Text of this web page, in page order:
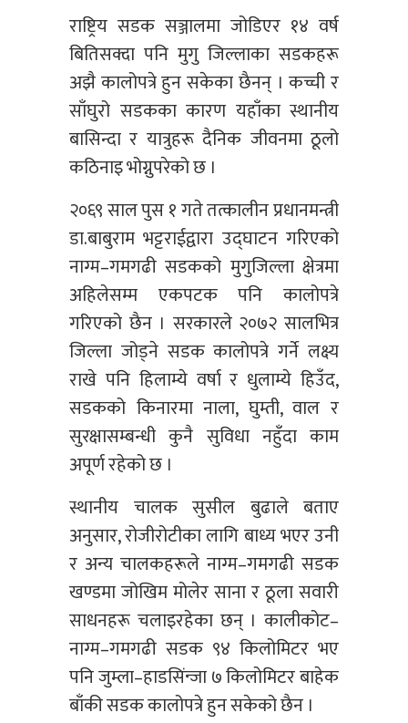
राष्ट्रिय सडक सञ्जालमा जोडिएर १४ वर्ष
बितिसक्दा पनि मुगु जिल्लाका सडकहरू
अझै कालोपत्रे हुन सकेका छैनन् । कच्ची र
साँघुरो सडकका कारण यहाँका स्थानीय
बासिन्दा र यात्रुहरू दैनिक जीवनमा ठूलो
कठिनाइ भोग्नुपरेको छ ।
२०६९ साल पुस १ गते तत्कालीन प्रधानमन्त्री
डा.बाबुराम भट्टराईद्वारा उद्घाटन गरिएको
नाग्म–गमगढी सडकको मुगुजिल्ला क्षेत्रमा
अहिलेसम्म एकपटक पनि कालोपत्रे
गरिएको छैन । सरकारले २०७२ सालभित्र
जिल्ला जोड्ने सडक कालोपत्रे गर्ने लक्ष्य
राखे पनि हिलाम्ये वर्षा र धुलाम्ये हिउँद,
सडकको किनारमा नाला, घुम्ती, वाल र
सुरक्षासम्बन्धी कुनै सुविधा नहुँदा काम
अपूर्ण रहेको छ ।
स्थानीय चालक सुसील बुढाले बताए
अनुसार, रोजीरोटीका लागि बाध्य भएर उनी
र अन्य चालकहरूले नाग्म–गमगढी सडक
खण्डमा जोखिम मोलेर साना र ठूला सवारी
साधनहरू चलाइरहेका छन् । कालीकोट–
नाग्म–गमगढी सडक ९४ किलोमिटर भए
पनि जुम्ला–हाडसिंन्जा ७ किलोमिटर बाहेक
बाँकी सडक कालोपत्रे हुन सकेको छैन ।